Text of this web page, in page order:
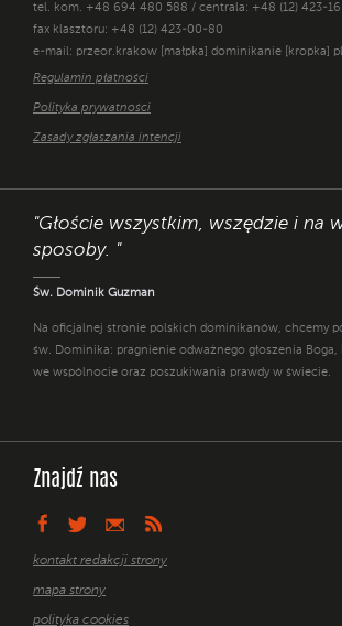
tel. kom. +48 694 480 588 / centrala: +48 (12) 423-
fax klasztoru: +48 (12) 423-00-80
e-mail: przeor.krakow [małpka] dominikanie [kropka] pl
Regulamin płatności
Polityka prywatności
Zasady zgłaszania intencji
"Głoście wszystkim, wszędzie i na
sposoby. "
Św. Dominik Guzman
Na oficjalnej stronie polskich dominikanów, chcemy
św. Dominika: pragnienie odważnego głoszenia Boga,
we wspólnocie oraz poszukiwania prawdy w świecie.
Znajdź nas
kontakt redakcji strony
mapa strony
polityka cookies